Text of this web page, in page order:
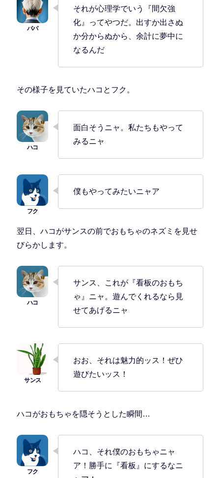
それが心理学でいう『間欠強
化』ってやつだ。出すか出さぬ
か分からぬから、余計に夢中に
なるんだ
その様子を見ていたハコとフク。
面白そうニャ。私たちもやって
みるニャ
僕もやってみたいニャア
翌日、ハコがサンスの前でおもちゃのネズミを見せ
びらかします。
サンス、これが『看板のおもち
ゃ』ニャ。遊んでくれるなら見
せてあげるニャ
おお、それは魅力的ッス！ぜひ
遊びたいッス！
ハコがおもちゃを隠そうとした瞬間…
ハコ、それ僕のおもちゃニャ
ア！勝手に『看板』にするなニ